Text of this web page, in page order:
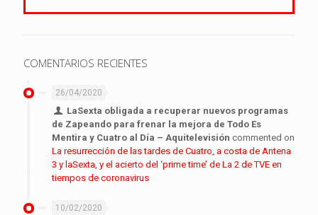
COMENTARIOS RECIENTES
26/04/2020
LaSexta obligada a recuperar nuevos programas
de Zapeando para frenar la mejora de Todo Es
Mentira y Cuatro al Día – Aquitelevisión commented on
La resurrección de las tardes de Cuatro, a costa de Antena
3 y laSexta, y el acierto del ‘prime time’ de La 2 de TVE en
tiempos de coronavirus
10/02/2020